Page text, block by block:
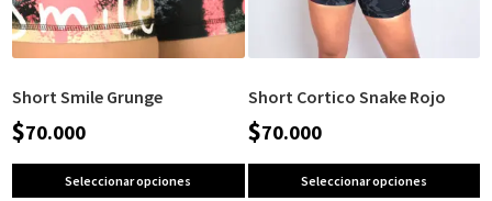
Short Smile Grunge
$70.000
Seleccionar opciones
Short Cortico Snake Rojo
$70.000
Seleccionar opciones